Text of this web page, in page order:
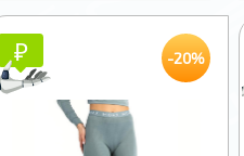
₽₽ -20%